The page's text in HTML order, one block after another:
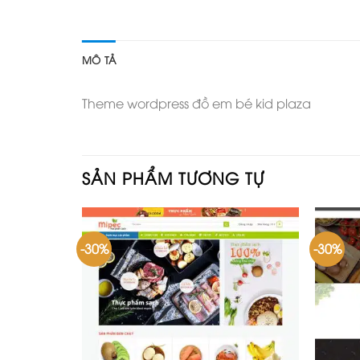
MÔ TẢ
Theme wordpress đồ em bé kid plaza
SẢN PHẨM TƯƠNG TỰ
-30% -30%